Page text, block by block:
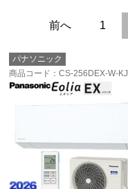
前へ 1
パナソニック
商品コード ：CS-256DEX-W-KJ